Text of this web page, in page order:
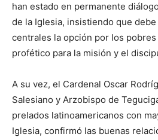
han estado en permanente
de la Iglesia, insistiendo que
centrales la opción por los
profético para la misión y el
A su vez, el Cardenal Oscar
Salesiano y Arzobispo de
prelados latinoamericanos con
Iglesia, confirmó las buenas